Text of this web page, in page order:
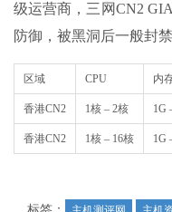
级运营商，三网CN2
防御，被黑洞后一般封
区域 CPU 内
香港CN2 1核 – 2核 1G
香港CN2 1核 – 16核 1G